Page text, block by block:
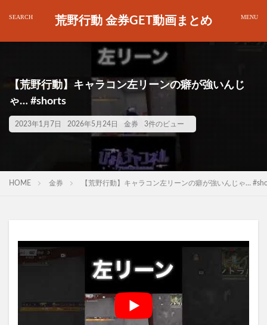
荒野行動 金券GET動画まとめ
【荒野行動】キャラコン左リーンの癖が強いんじ
ゃ… #shorts
2023年1月7日 2026年5月24日 金券 3件のビュー
HOME 金券 【荒野行動】キャラコン左リーンの癖が強いんじゃ…